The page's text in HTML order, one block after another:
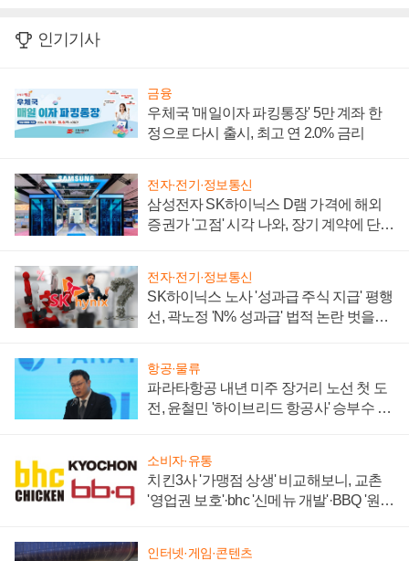
인기기사
금융
우체국 '매일이자 파킹통장' 5만 계좌 한
정으로 다시 출시, 최고 연 2.0% 금리
전자·전기·정보통신
삼성전자 SK하이닉스 D램 가격에 해외
증권가 '고점' 시각 나와, 장기 계약에 단점
전자·전기·정보통신
SK하이닉스 노사 '성과급 주식 지급' 평행
선, 곽노정 'N% 성과급' 법적 논란 벗을지
항공·물류
파라타항공 내년 미주 장거리 노선 첫 도
전, 윤철민 '하이브리드 항공사' 승부수 통
소비자·유통
치킨3사 '가맹점 상생' 비교해보니, 교촌
'영업권 보호'·bhc '신메뉴 개발'·BBQ '원가
인터넷·게임·콘텐츠